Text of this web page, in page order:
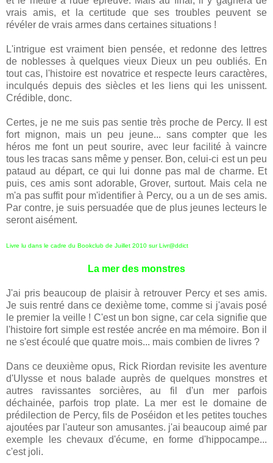
vrais amis, et la certitude que ses troubles peuvent se
révéler de vrais armes dans certaines situations !
L'intrigue est vraiment bien pensée, et redonne des lettres
de noblesses à quelques vieux Dieux un peu oubliés. En
tout cas, l'histoire est novatrice et respecte leurs caractères,
inculqués depuis des siècles et les liens qui les unissent.
Crédible, donc.
Certes, je ne me suis pas sentie très proche de Percy. Il est
fort mignon, mais un peu jeune... sans compter que les
héros me font un peut sourire, avec leur facilité à vaincre
tous les tracas sans même y penser. Bon, celui-ci est un peu
pataud au départ, ce qui lui donne pas mal de charme. Et
puis, ces amis sont adorable, Grover, surtout. Mais cela ne
m'a pas suffit pour m'identifier à Percy, ou a un de ses amis.
Par contre, je suis persuadée que de plus jeunes lecteurs le
seront aisément.
Livre lu dans le cadre du Bookclub de Juillet 2010 sur Livr@ddict
La mer des monstres
J'ai pris beaucoup de plaisir à retrouver Percy et ses amis.
Je suis rentré dans ce dexième tome, comme si j'avais posé
le premier la veille ! C'est un bon signe, car cela signifie que
l'histoire fort simple est restée ancrée en ma mémoire. Bon il
ne s'est écoulé que quatre mois... mais combien de livres ?
Dans ce deuxième opus, Rick Riordan revisite les aventure
d'Ulysse et nous balade auprès de quelques monstres et
autres ravissantes sorcières, au fil d'un mer parfois
déchainée, parfois trop plate. La mer est le domaine de
prédilection de Percy, fils de Poséidon et les petites touches
ajoutées par l'auteur son amusantes. j'ai beaucoup aimé par
exemple les chevaux d'écume, en forme d'hippocampe...
c'est joli.